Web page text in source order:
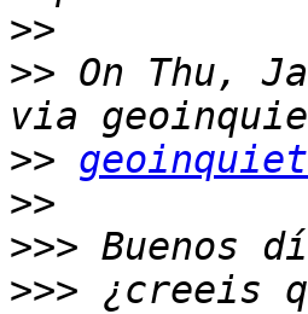
>>
>> On Thu,
>>
>>
>>>
>>> ¿creeis